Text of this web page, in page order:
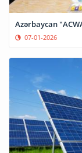
Azərbaycan
07-01-2026